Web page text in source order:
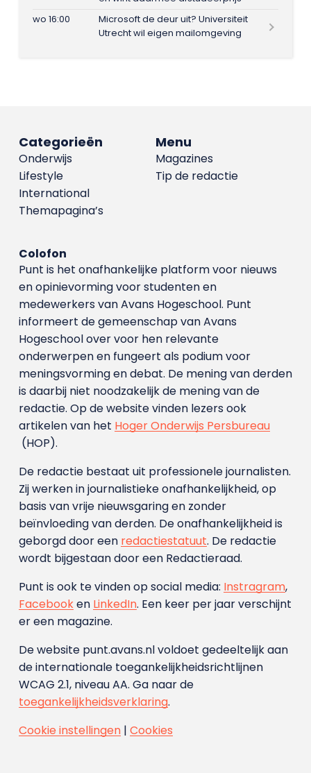
wo 16:00
Microsoft de deur uit? Universiteit
Utrecht wil eigen mailomgeving
Menu
Magazines
Tip de redactie
Categorieën
Onderwijs
Lifestyle
International
Themapagina’s
Colofon
Punt is het onafhankelijke platform voor nieuws
en opinievorming voor studenten en
medewerkers van Avans Hoge­school. Punt
informeert de gemeenschap van Avans
Hogeschool over voor hen relevante
onderwerpen en fungeert als podium voor
meningsvorming en debat. De mening van derden
is daarbij niet noodzakelijk de mening van de
redactie. Op de website vinden lezers ook
artikelen van het Hoger Onderwijs Persbureau
(HOP).
De redactie bestaat uit professionele journalisten.
Zij werken in journalistieke onafhankelijkheid, op
basis van vrije nieuwsgaring en zonder
beïnvloeding van derden. De onafhankelijkheid is
geborgd door een redactiestatuut. De redactie
wordt bijgestaan door een Redactieraad.
Punt is ook te vinden op social media: Instragram,
Facebooken LinkedIn. Een keer per jaar verschijnt
er een magazine.
De website punt.avans.nl voldoet gedeeltelijk aan
de internationale toegankelijkheidsrichtlijnen
WCAG 2.1, niveau AA. Ga naar de
toegankelijkheidsverklaring.
Cookie instellingen| Cookies